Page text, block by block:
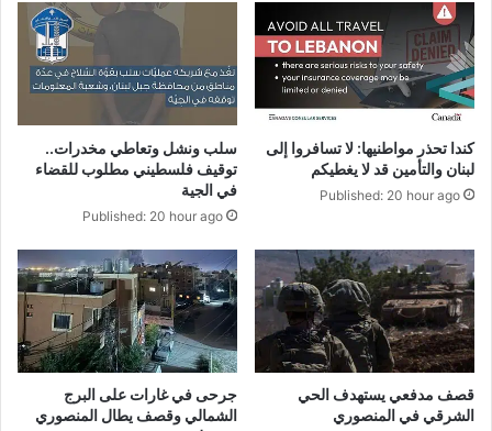
كندا تحذر مواطنيها: لا تسافروا إلى
لبنان والتأمين قد لا يغطيكم
Published: 20 hour ago
سلب ونشل وتعاطي مخدرات..
توقيف فلسطيني مطلوب للقضاء
في الجية
Published: 20 hour ago
قصف مدفعي يستهدف الحي
الشرقي في المنصوري
جرحى في غارات على البرج
الشمالي وقصف يطال المنصوري